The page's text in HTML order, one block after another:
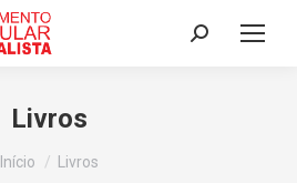
Search:
Livros
Você está aqui:
Início Livros